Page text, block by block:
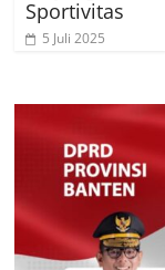
Sportivitas
5 Juli 2025